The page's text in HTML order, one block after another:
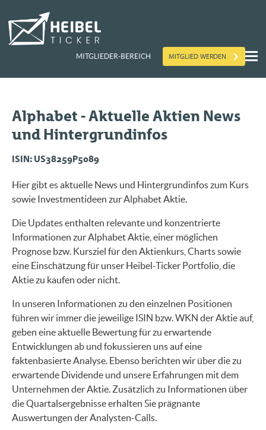
MITGLIEDER-BEREICH MITGLIED WERDEN
Alphabet - Aktuelle Aktien News
und Hintergrundinfos
ISIN: US38259P5089
Hier gibt es aktuelle News und Hintergrundinfos zum Kurs
sowie Investmentideen zur Alphabet Aktie.
Die Updates enthalten relevante und konzentrierte
Informationen zur Alphabet Aktie, einer möglichen
Prognose bzw. Kursziel für den Aktienkurs, Charts sowie
eine Einschätzung für unser Heibel-Ticker Portfolio, die
Aktie zu kaufen oder nicht.
In unseren Informationen zu den einzelnen Positionen
führen wir immer die jeweilige ISIN bzw. WKN der Aktie auf,
geben eine aktuelle Bewertung für zu erwartende
Entwicklungen ab und fokussieren uns auf eine
faktenbasierte Analyse. Ebenso berichten wir über die zu
erwartende Dividende und unsere Erfahrungen mit dem
Unternehmen der Aktie. Zusätzlich zu Informationen über
die Quartalsergebnisse erhalten Sie prägnante
Auswertungen der Analysten-Calls.